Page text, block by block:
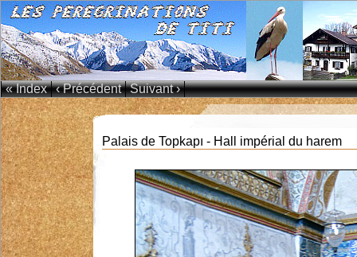
« Index ‹ Précédent Suivant ›
Palais de Topkapı - Hall impérial du harem